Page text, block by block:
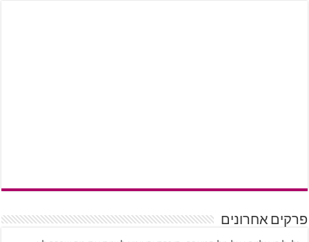
פרקים אחרונים